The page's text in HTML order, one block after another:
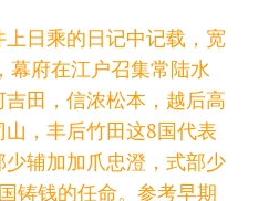
日乘的日记中记载，宽
幕府在江户召集常陆水
田，信浓松本，越后高
，丰后竹田这8国代表
辅加加爪忠澄，式部少
铸钱的任命。参考早期